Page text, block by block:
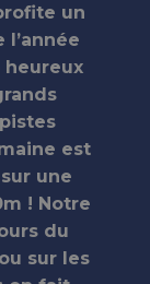
un
heureux
est
une
! Notre
du
sur les